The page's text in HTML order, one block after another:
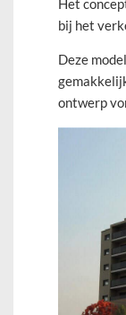
Het
bij het
Deze
ontwerp